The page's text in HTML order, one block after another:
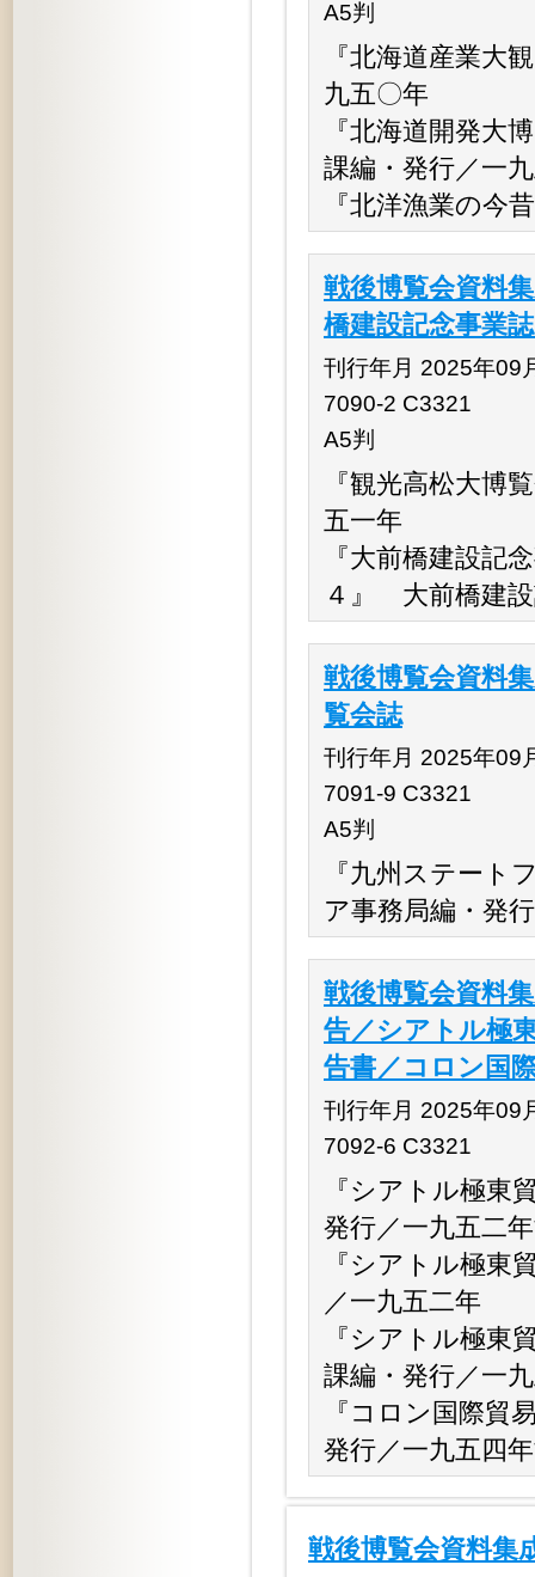
A5判
『北海道産業大
九五〇年
『北海道開発大
課編・発行／一
『北洋漁業の今
戦後博覧会資料
橋建設記念事業
刊行年月 2025年09
7090-2 C3321
A5判
『観光高松大博
五一年
『大前橋建設記
４』 大前橋建設
戦後博覧会資料
覧会誌
刊行年月 2025年09
7091-9 C3321
A5判
『九州ステー
ア事務局編・発
戦後博覧会資料
告／シアトル極
告書／コロン国
刊行年月 2025年09
7092-6 C3321
『シアトル極東
発行／一九五二
『シアトル極東
／一九五二年
『シアトル極東
課編・発行／一
『コロン国際貿
発行／一九五四
戦後博覧会資料